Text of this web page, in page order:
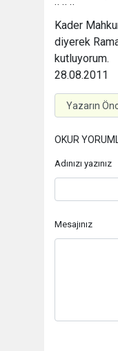
¨ ¨ ¨
Kader
diyerek
kutluyorum.
28.08.2011
OKUR
Adınızı yazınız
Mesajınız